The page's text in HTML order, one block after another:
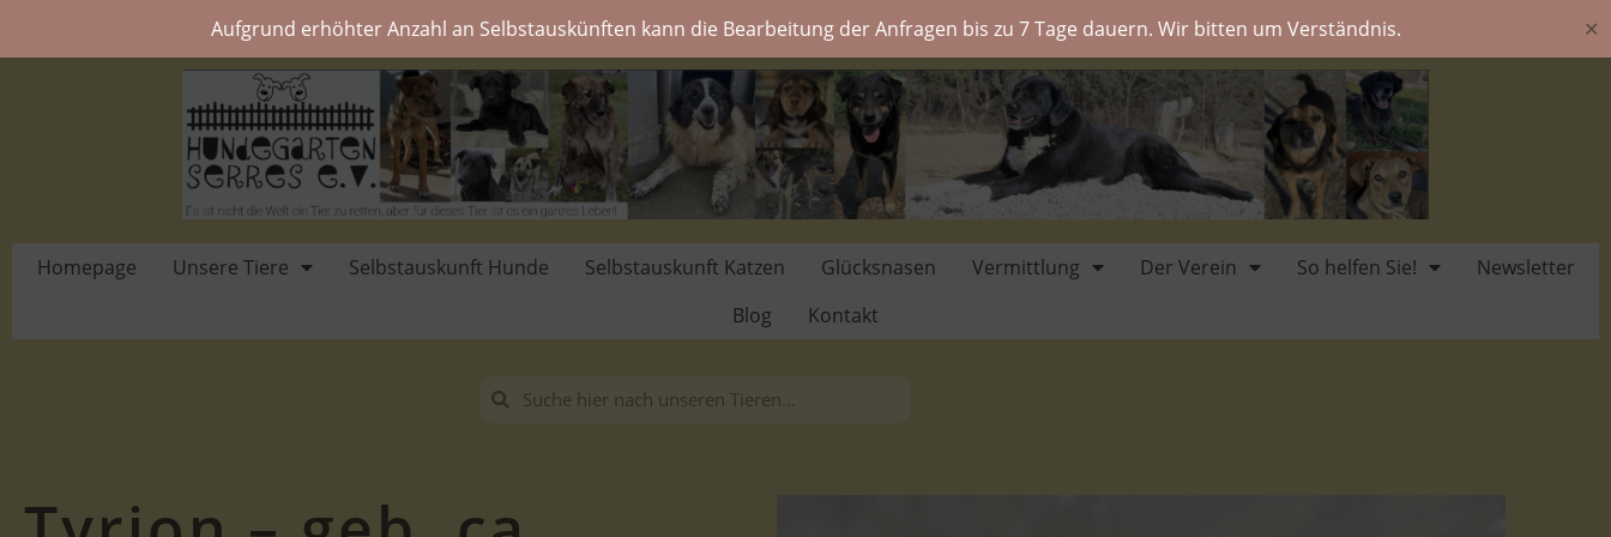
Aufgrund erhöhter Anzahl an Selbstauskünften kann die Bearbeitung der Anfragen bis zu 7 Tage dauern. Wir bitten um Verständnis. ✕
Homepage Unsere Tiere Selbstauskunft Hunde Selbstauskunft Katzen Glücksnasen Vermittlung Der Verein So helfen Sie!
Newsletter
Blog
Kontakt